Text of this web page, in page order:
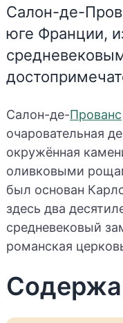
Салон-де-
юге Франции,
Салон-де-Прованс
очаровательная
окружённая
оливковыми
был основан
здесь два
средневековый
романская